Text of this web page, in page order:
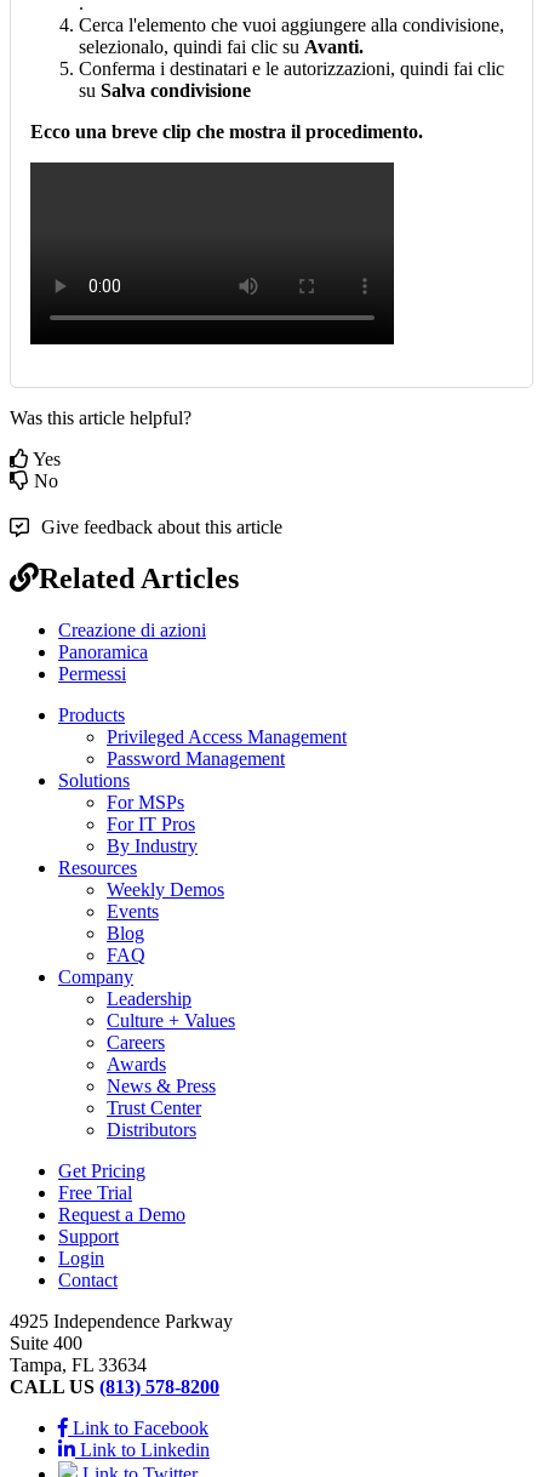
Cerca l'elemento che vuoi aggiungere alla condivisione,
selezionalo, quindi fai clic su Avanti.
Conferma i destinatari e le autorizzazioni, quindi fai clic
su Salva condivisione
Ecco una breve clip che mostra il procedimento.
Was this article helpful?
Yes
No
Give feedback about this article
Related Articles
Creazione di azioni
Panoramica
Permessi
Products
Privileged Access Management
Password Management
Solutions
For MSPs
For IT Pros
By Industry
Resources
Weekly Demos
Events
Blog
FAQ
Company
Leadership
Culture + Values
Careers
Awards
News & Press
Trust Center
Distributors
Get Pricing
Free Trial
Request a Demo
Support
Login
Contact
4925 Independence Parkway
Suite 400
Tampa, FL 33634
CALL US (813) 578-8200
Link to Facebook
Link to Linkedin